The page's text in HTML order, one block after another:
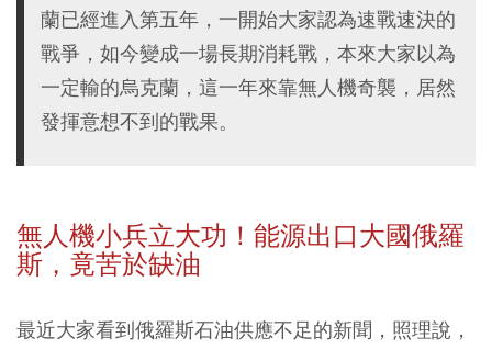
蘭已經進入第五年，一開始大家認為速戰速決的
戰爭，如今變成一場長期消耗戰，本來大家以為
一定輸的烏克蘭，這一年來靠無人機奇襲，居然
發揮意想不到的戰果。
無人機小兵立大功！能源出口大國俄羅
斯，竟苦於缺油
最近大家看到俄羅斯石油供應不足的新聞，照理說，